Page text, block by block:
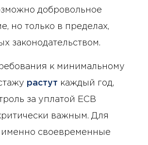
добровольное
но только в пределах,
законодательством.
к минимальному
растут каждый год,
за уплатой ЕСВ
важным. Для
своевременные